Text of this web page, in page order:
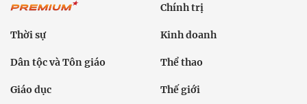
Chính trị
Thời sự Kinh doanh
Dân tộc và Tôn giáo Thể thao
Giáo dục Thế giới